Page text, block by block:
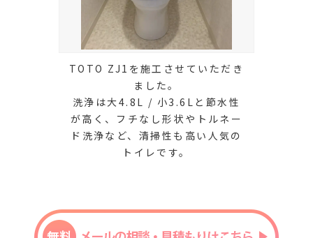
TOTO ZJ1を施工させていただき
ました。
洗浄は大4.8L / 小3.6Lと節水性
が高く、フチなし形状やトルネー
ド洗浄など、清掃性も高い人気の
トイレです。